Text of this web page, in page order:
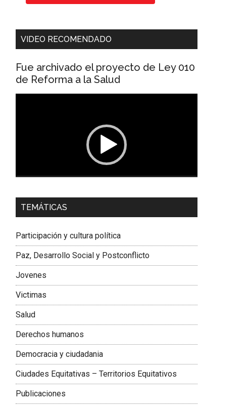
VIDEO RECOMENDADO
Fue archivado el proyecto de Ley 010
de Reforma a la Salud
Dra. Carolina Corcho Mejía,
Latinoamericana Sur, Vicepresidenta Federación
TEMÁTICAS
Participación y cultura política
Paz, Desarrollo Social y Postconflicto
Jovenes
Victimas
Salud
Derechos humanos
Democracia y ciudadania
Ciudades Equitativas – Territorios Equitativos
Publicaciones